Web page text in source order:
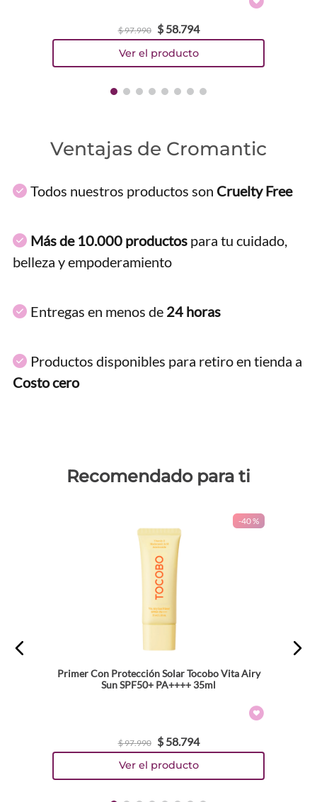
$97.990 $ 58.794
Ventajas de Cromantic
Todos nuestros productos son Cruelty Free
Más de 10.000 productos para tu cuidado,
belleza y empoderamiento
Entregas en menos de 24 horas
Productos disponibles para retiro en tienda a
Costo cero
Recomendado para ti
-40 %
Primer Con Protección Solar Tocobo Vita Airy
Sun SPF50+ PA++++ 35ml
$97.990 $ 58.794